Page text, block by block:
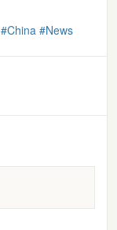
#China #News